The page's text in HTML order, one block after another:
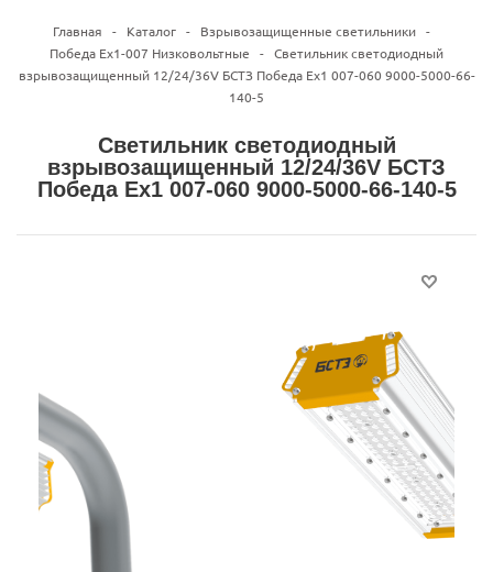
Главная - Каталог - Взрывозащищенные светильники -
Победа Ex1-007 Низковольтные
- Светильник светодиодный
взрывозащищенный 12/24/36V БСТЗ Победа Ex1 007-060 9000-5000-66-
140-5
Светильник светодиодный
взрывозащищенный 12/24/36V БСТЗ
Победа Ex1 007-060 9000-5000-66-140-5